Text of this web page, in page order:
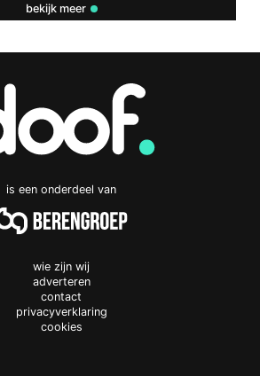
bekijk meer
is een onderdeel van
wie zijn wij
adverteren
contact
privacyverklaring
cookies